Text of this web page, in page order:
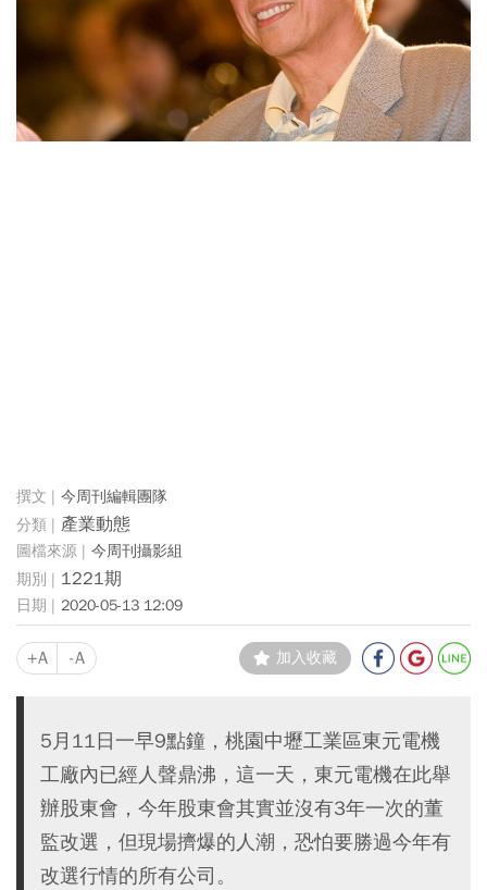
今周刊編輯團隊
產業動態
今周刊攝影組
1221期
2020-05-13 12:09
+A -A 加入收藏
5月11日一早9點鐘，桃園中壢工業區東元電機
工廠內已經人聲鼎沸，這一天，東元電機在此舉
辦股東會，今年股東會其實並沒有3年一次的董
監改選，但現場擠爆的人潮，恐怕要勝過今年有
改選行情的所有公司。